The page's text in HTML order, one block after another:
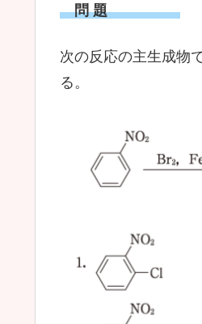
問 題
次の反応の主生成物
る。